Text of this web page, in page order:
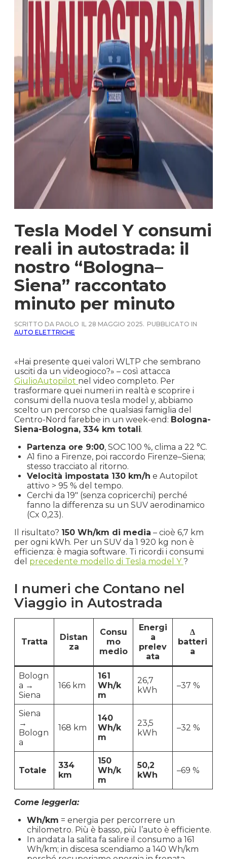
Tesla Model Y consumi
reali in autostrada: il
nostro “Bologna–
Siena” raccontato
minuto per minuto
SCRITTO DA PAOLO IL 28 MAGGIO 2025. PUBBLICATO IN
AUTO ELETTRICHE
«Hai presente quei valori WLTP che sembrano
usciti da un videogioco?» – così attacca
GiulioAutopilot nel video completo. Per
trasformare quei numeri in realtà e scoprire i
consumi della nuova tesla model y, abbiamo
scelto un percorso che qualsiasi famiglia del
Centro-Nord farebbe in un week-end: Bologna-
Siena-Bologna, 334 km totali.
Partenza ore 9:00, SOC 100 %, clima a 22 °C.
A1 fino a Firenze, poi raccordo Firenze–Siena;
stesso tracciato al ritorno.
Velocità impostata 130 km/h e Autopilot
attivo > 95 % del tempo.
Cerchi da 19″ (senza copricerchi) perché
fanno la differenza su un SUV aerodinamico
(Cx 0,23).
Il risultato? 150 Wh/km di media – cioè 6,7 km
per ogni kWh. Per un SUV da 1 920 kg non è
efficienza: è magia software. Ti ricordi i consumi
del precedente modello di Tesla model Y?
I numeri che Contano nel
Viaggio in Autostrada
Tratta
Distan
za
Consu
mo
medio
Energi
a
prelev
ata
Δ
batteri
a
Bologn
a →
Siena
166 km
161
Wh/k
m
26,7
kWh
–37 %
Siena
→
Bologn
a
168 km
140
Wh/k
m
23,5
kWh
–32 %
Totale
334
km
150
Wh/k
m
50,2
kWh
–69 %
Come leggerla:
Wh/km = energia per percorrere un
chilometro. Più è basso, più l’auto è efficiente.
In andata la salita fa salire il consumo a 161
Wh/km; in discesa scendiamo a 140 Wh/km